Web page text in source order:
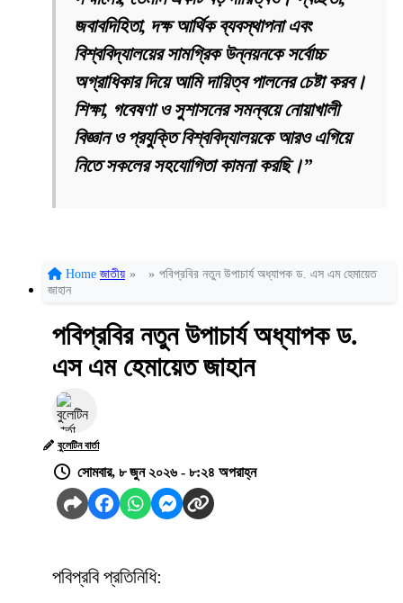
জবাবদিহিতা, দক্ষ আর্থিক ব্যবস্থাপনা এবং
বিশ্ববিদ্যালয়ের সামগ্রিক উন্নয়নকে সর্বোচ্চ
অগ্রাধিকার দিয়ে আমি দায়িত্ব পালনের চেষ্টা করব।
শিক্ষা, গবেষণা ও সুশাসনের সমন্বয়ে নোয়াখালী
বিজ্ঞান ও প্রযুক্তি বিশ্ববিদ্যালয়কে আরও এগিয়ে
নিতে সকলের সহযোগিতা কামনা করছি।”
Home জাতীয় » » পবিপ্রবির নতুন উপাচার্য অধ্যাপক ড. এস এম হেমায়েত
জাহান
পবিপ্রবির নতুন উপাচার্য অধ্যাপক ড.
এস এম হেমায়েত জাহান
বুলেটিন বার্তা
সোমবার, ৮ জুন ২০২৬ - ৮:২৪ অপরাহ্ন
পবিপ্রবি প্রতিনিধি: